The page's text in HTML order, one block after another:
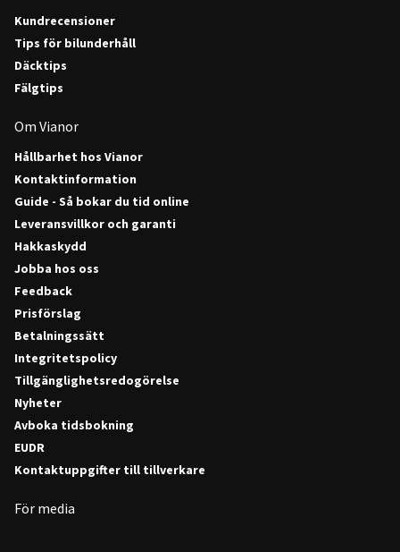
Kundrecensioner
Tips för bilunderhåll
Däcktips
Fälgtips
Om Vianor
Hållbarhet hos Vianor
Kontaktinformation
Guide - Så bokar du tid online
Leveransvillkor och garanti
Hakkaskydd
Jobba hos oss
Feedback
Prisförslag
Betalningssätt
Integritetspolicy
Tillgänglighetsredogörelse
Nyheter
Avboka tidsbokning
EUDR
Kontaktuppgifter till tillverkare
För media